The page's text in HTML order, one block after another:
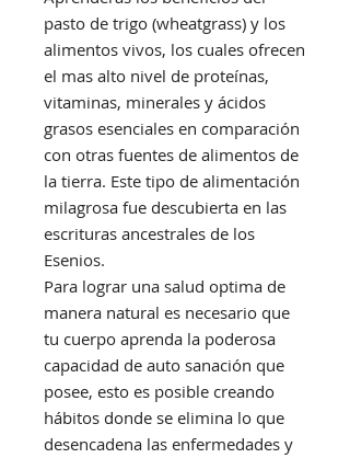
pasto de trigo (wheatgrass) y los
alimentos vivos, los cuales ofrecen
el mas alto nivel de proteínas,
vitaminas, minerales y ácidos
grasos esenciales en comparación
con otras fuentes de alimentos de
la tierra. Este tipo de alimentación
milagrosa fue descubierta en las
escrituras ancestrales de los
Esenios.
Para lograr una salud optima de
manera natural es necesario que
tu cuerpo aprenda la poderosa
capacidad de auto sanación que
posee, esto es posible creando
hábitos donde se elimina lo que
desencadena las enfermedades y